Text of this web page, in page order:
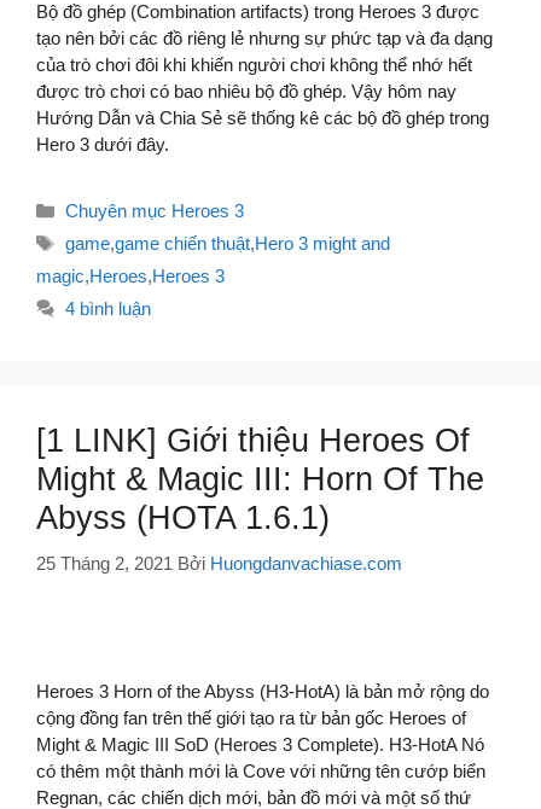
Bộ đồ ghép (Combination artifacts) trong Heroes 3 được
tạo nên bởi các đồ riêng lẻ nhưng sự phức tạp và đa dạng
của trò chơi đôi khi khiến người chơi không thể nhớ hết
được trò chơi có bao nhiêu bộ đồ ghép. Vậy hôm nay
Hướng Dẫn và Chia Sẻ sẽ thống kê các bộ đồ ghép trong
Hero 3 dưới đây.
Danh
Chuyên mục Heroes 3
Thẻ
game,game chiến thuật,Hero 3 might and
magic,Heroes,Heroes 3
4 bình luận
[1 LINK] Giới thiệu Heroes Of
Might & Magic III: Horn Of The
Abyss (HOTA 1.6.1)
25 Tháng 2, 2021 Bởi Huongdanvachiase.com
Heroes 3 Horn of the Abyss (H3-HotA) là bản mở rộng do
cộng đồng fan trên thế giới tạo ra từ bản gốc Heroes of
Might & Magic III SoD (Heroes 3 Complete). H3-HotA Nó
có thêm một thành mới là Cove với những tên cướp biển
Regnan, các chiến dịch mới, bản đồ mới và một số thứ